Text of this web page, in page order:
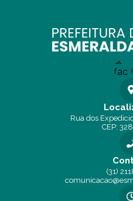
Rua dos
CEP:
(31)